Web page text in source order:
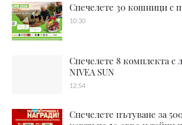
Спечелете 30 кошници с
10:30
Спечелете 8 комплекта с
NIVEA SUN
12:54
Спечелете пътуване за